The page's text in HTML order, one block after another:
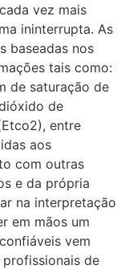
vez mais
ininterrupta. As
baseadas nos
tais como:
de saturação de
de
entre
aos
com outras
e da própria
na interpretação
em mãos um
vem
de